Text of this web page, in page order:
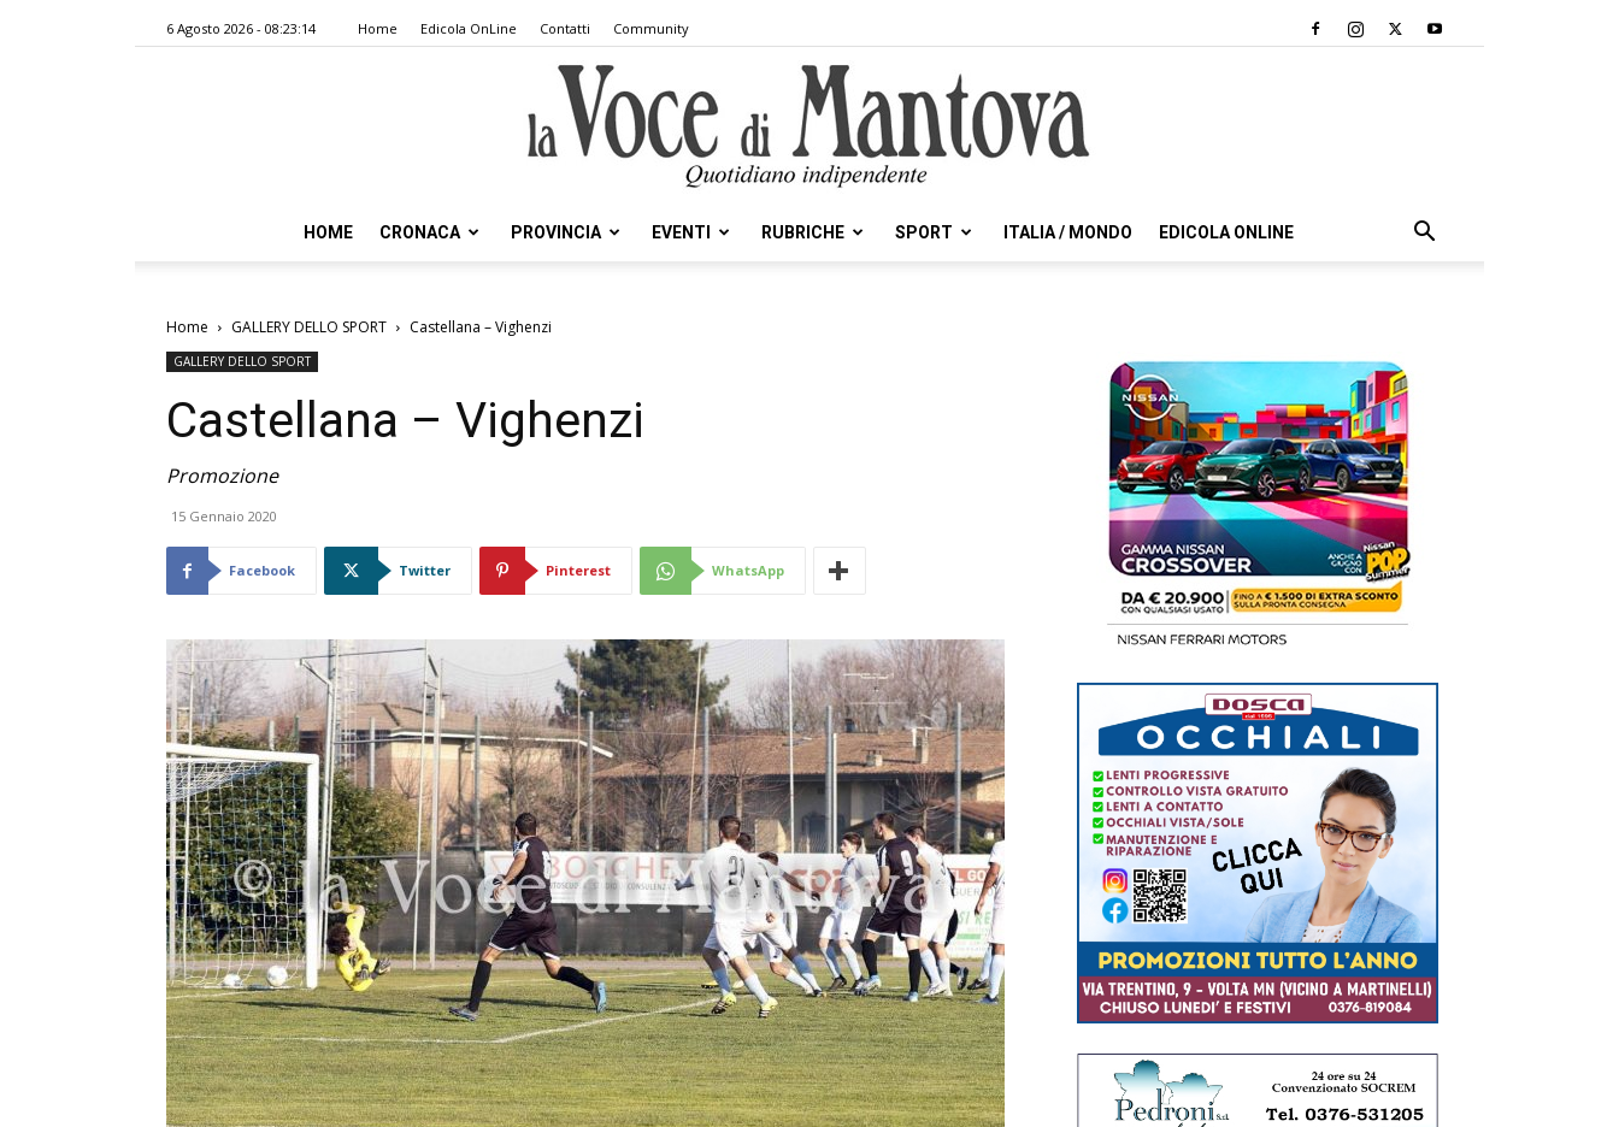
6 Agosto 2026 - 08:23:14 Home Edicola OnLine Contatti Community
Mantova
HOME CRONACA PROVINCIA EVENTI RUBRICHE SPORT ITALIA / MONDO EDICOLA ONLINE
Home GALLERY DELLO SPORT Castellana – Vighenzi
GALLERY DELLO SPORT
Castellana – Vighenzi
Promozione
15 Gennaio 2020
Facebook Twitter Pinterest WhatsApp